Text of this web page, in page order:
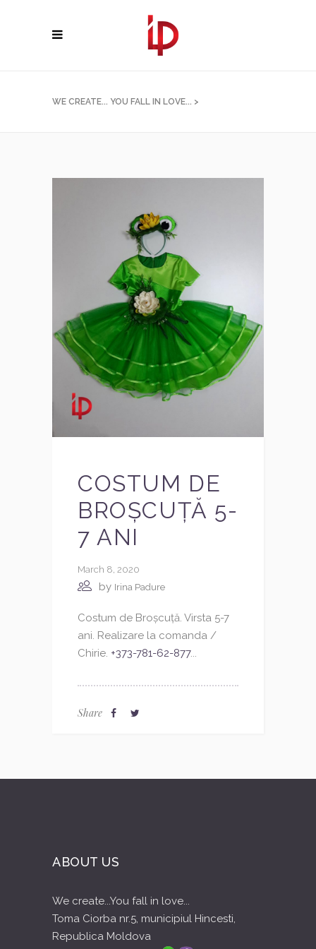
WE CREATE... YOU FALL IN LOVE... >
COSTUM DE
BROȘCUȚĂ 5-
7 ANI
March 8, 2020
by Irina Padure
Costum de Broșcuță. Virsta 5-7
ani. Realizare la comanda /
Chirie. +373-781-62-877...
Share
ABOUT US
We create...You fall in love...
Toma Ciorba nr.5, municipiul Hincesti,
Republica Moldova